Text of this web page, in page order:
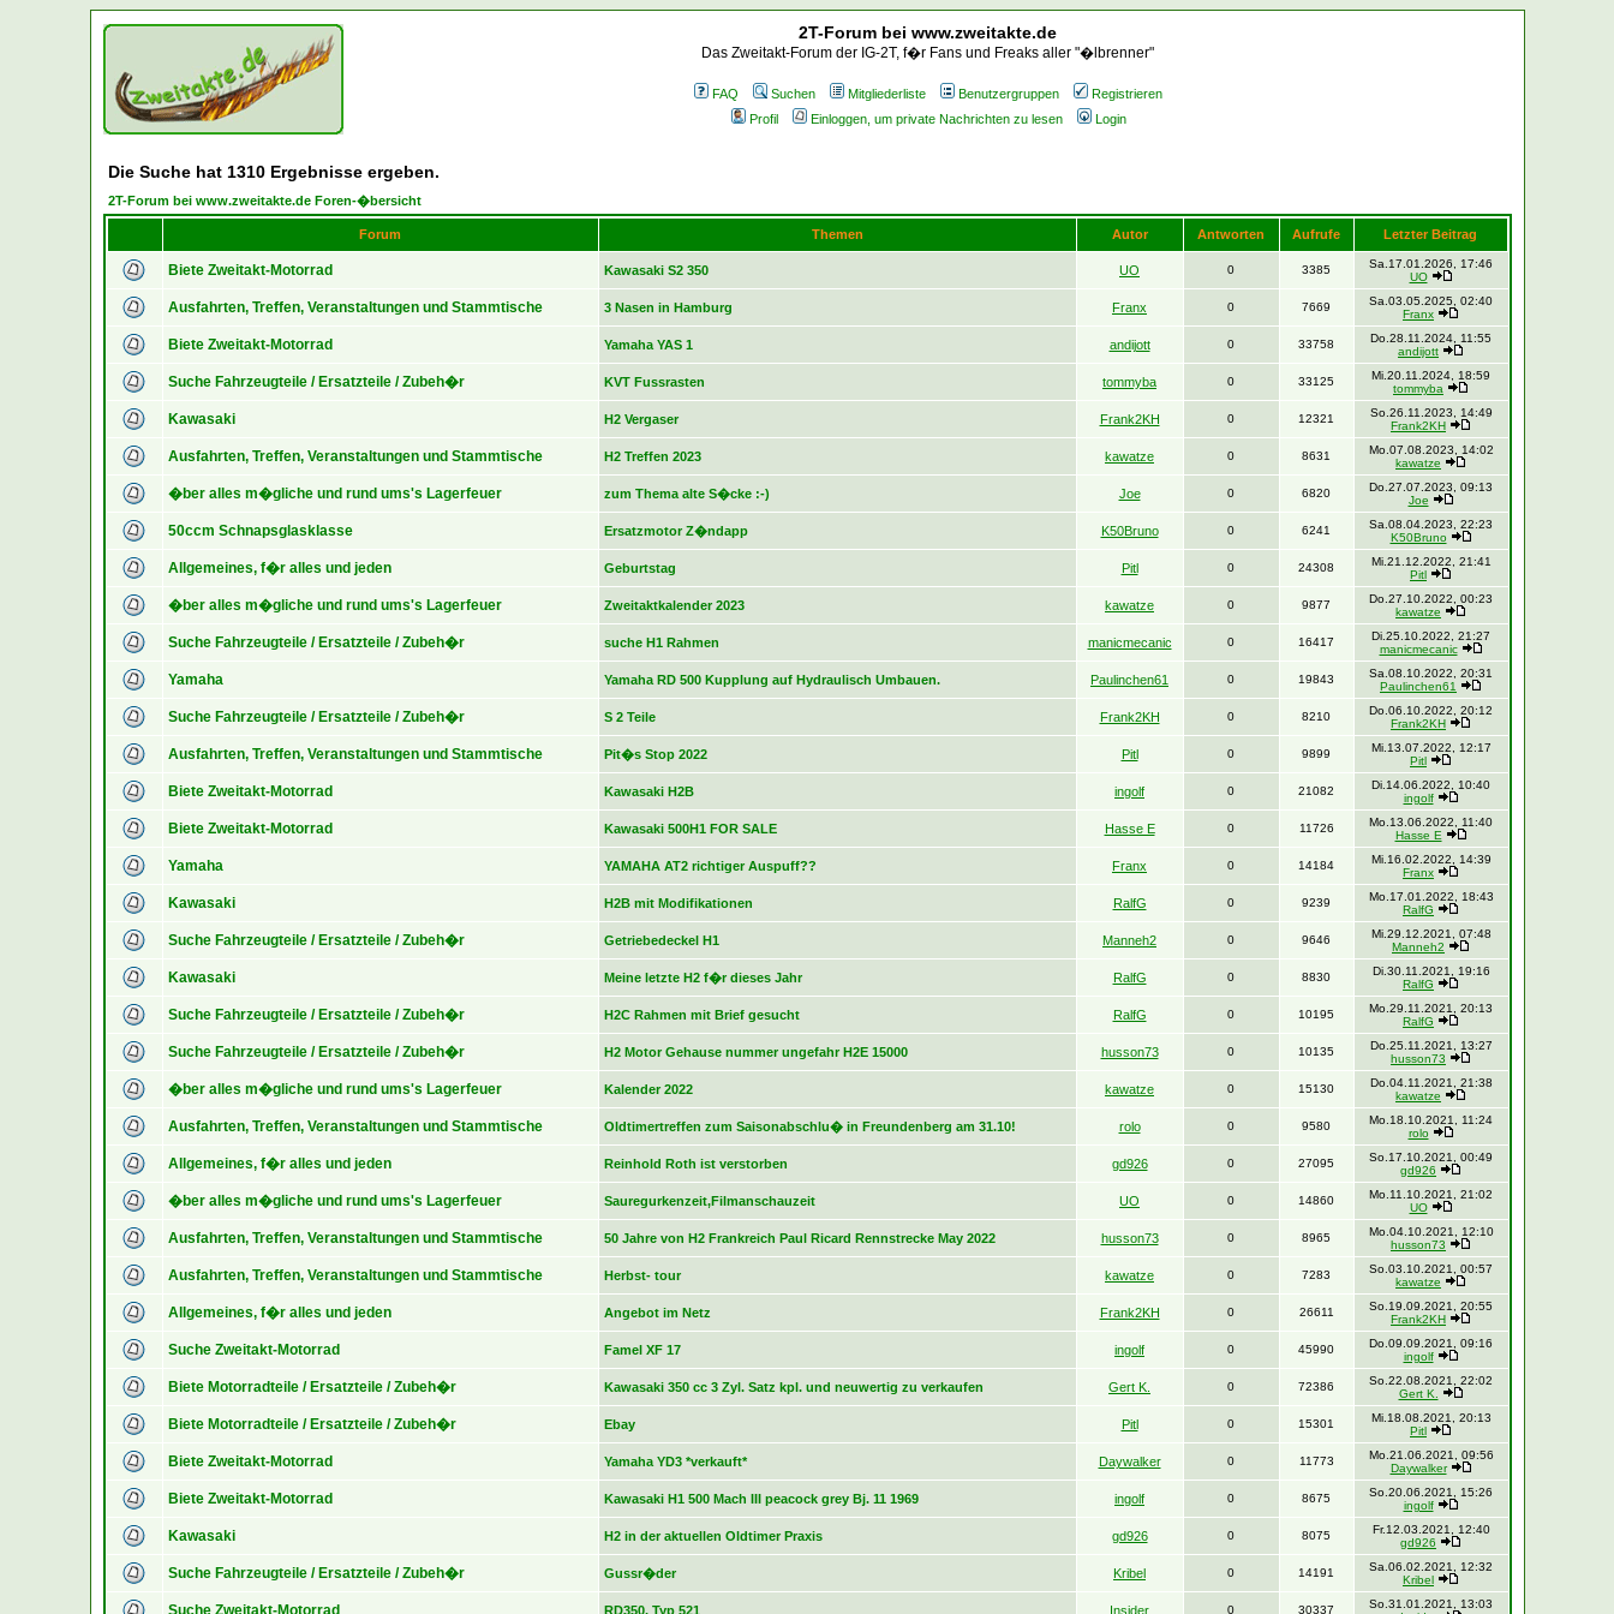
2T-Forum bei www.zweitakte.de
Das Zweitakt-Forum der IG-2T, f�r Fans und Freaks aller "�lbrenner"
FAQ Suchen Mitgliederliste Benutzergruppen
Registrieren
Profil
Einloggen, um private Nachrichten zu lesen Login
Die Suche hat 1310 Ergebnisse ergeben.
2T-Forum bei www.zweitakte.de Foren-�bersicht
Forum Themen Autor Antworten Aufrufe Letzter Beitrag
Biete Zweitakt-Motorrad Kawasaki S2 350 UO 0 3385
Sa.17.01.2026, 17:46
UO
Ausfahrten, Treffen, Veranstaltungen und Stammtische 3 Nasen in Hamburg Franx 0 7669
Sa.03.05.2025, 02:40
Franx
Biete Zweitakt-Motorrad Yamaha YAS 1 andijott 0 33758
Do.28.11.2024, 11:55
andijott
Suche Fahrzeugteile / Ersatzteile / Zubeh�r KVT Fussrasten tommyba 0 33125
Mi.20.11.2024, 18:59
tommyba
Kawasaki H2 Vergaser Frank2KH 0 12321
So.26.11.2023, 14:49
Frank2KH
Ausfahrten, Treffen, Veranstaltungen und Stammtische H2 Treffen 2023 kawatze 0 8631
Mo.07.08.2023, 14:02
kawatze
�ber alles m�gliche und rund ums's Lagerfeuer zum Thema alte S�cke :-) Joe 0 6820
Do.27.07.2023, 09:13
Joe
50ccm Schnapsglasklasse Ersatzmotor Z�ndapp K50Bruno 0 6241
Sa.08.04.2023, 22:23
K50Bruno
Allgemeines, f�r alles und jeden Geburtstag Pitl 0 24308
Mi.21.12.2022, 21:41
Pitl
�ber alles m�gliche und rund ums's Lagerfeuer Zweitaktkalender 2023 kawatze 0 9877
Do.27.10.2022, 00:23
kawatze
Suche Fahrzeugteile / Ersatzteile / Zubeh�r suche H1 Rahmen manicmecanic 0 16417
Di.25.10.2022, 21:27
manicmecanic
Yamaha Yamaha RD 500 Kupplung auf Hydraulisch Umbauen. Paulinchen61 0 19843
Sa.08.10.2022, 20:31
Paulinchen61
Suche Fahrzeugteile / Ersatzteile / Zubeh�r S 2 Teile Frank2KH 0 8210
Do.06.10.2022, 20:12
Frank2KH
Ausfahrten, Treffen, Veranstaltungen und Stammtische Pit�s Stop 2022 Pitl 0 9899
Mi.13.07.2022, 12:17
Pitl
Biete Zweitakt-Motorrad Kawasaki H2B ingolf 0 21082
Di.14.06.2022, 10:40
ingolf
Biete Zweitakt-Motorrad Kawasaki 500H1 FOR SALE Hasse E 0 11726
Mo.13.06.2022, 11:40
Hasse E
Yamaha YAMAHA AT2 richtiger Auspuff?? Franx 0 14184
Mi.16.02.2022, 14:39
Franx
Kawasaki H2B mit Modifikationen RalfG 0 9239
Mo.17.01.2022, 18:43
RalfG
Suche Fahrzeugteile / Ersatzteile / Zubeh�r Getriebedeckel H1 Manneh2 0 9646
Mi.29.12.2021, 07:48
Manneh2
Kawasaki Meine letzte H2 f�r dieses Jahr RalfG 0 8830
Di.30.11.2021, 19:16
RalfG
Suche Fahrzeugteile / Ersatzteile / Zubeh�r H2C Rahmen mit Brief gesucht RalfG 0 10195
Mo.29.11.2021, 20:13
RalfG
Suche Fahrzeugteile / Ersatzteile / Zubeh�r H2 Motor Gehause nummer ungefahr H2E 15000 husson73 0 10135
Do.25.11.2021, 13:27
husson73
�ber alles m�gliche und rund ums's Lagerfeuer Kalender 2022 kawatze 0 15130
Do.04.11.2021, 21:38
kawatze
Ausfahrten, Treffen, Veranstaltungen und Stammtische Oldtimertreffen zum Saisonabschlu� in Freundenberg am 31.10! rolo 0 9580
Mo.18.10.2021, 11:24
rolo
Allgemeines, f�r alles und jeden Reinhold Roth ist verstorben gd926 0 27095
So.17.10.2021, 00:49
gd926
�ber alles m�gliche und rund ums's Lagerfeuer Sauregurkenzeit,Filmanschauzeit UO 0 14860
Mo.11.10.2021, 21:02
UO
Ausfahrten, Treffen, Veranstaltungen und Stammtische 50 Jahre von H2 Frankreich Paul Ricard Rennstrecke May 2022 husson73 0 8965
Mo.04.10.2021, 12:10
husson73
Ausfahrten, Treffen, Veranstaltungen und Stammtische Herbst- tour kawatze 0 7283
So.03.10.2021, 00:57
kawatze
Allgemeines, f�r alles und jeden Angebot im Netz Frank2KH 0 26611
So.19.09.2021, 20:55
Frank2KH
Suche Zweitakt-Motorrad Famel XF 17 ingolf 0 45990
Do.09.09.2021, 09:16
ingolf
Biete Motorradteile / Ersatzteile / Zubeh�r Kawasaki 350 cc 3 Zyl. Satz kpl. und neuwertig zu verkaufen Gert K. 0 72386
So.22.08.2021, 22:02
Gert K.
Biete Motorradteile / Ersatzteile / Zubeh�r Ebay Pitl 0 15301
Mi.18.08.2021, 20:13
Pitl
Biete Zweitakt-Motorrad Yamaha YD3 *verkauft* Daywalker 0 11773
Mo.21.06.2021, 09:56
Daywalker
Biete Zweitakt-Motorrad Kawasaki H1 500 Mach III peacock grey Bj. 11 1969 ingolf 0 8675
So.20.06.2021, 15:26
ingolf
Kawasaki H2 in der aktuellen Oldtimer Praxis gd926 0 8075
Fr.12.03.2021, 12:40
gd926
Suche Fahrzeugteile / Ersatzteile / Zubeh�r Gussr�der Kribel 0 14191
Sa.06.02.2021, 12:32
Kribel
Suche Zweitakt-Motorrad RD350, Typ 521 Insider 0 30337
So.31.01.2021, 13:03